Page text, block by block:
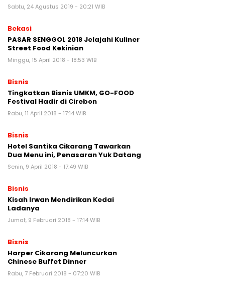
Sabtu, 24 Agustus 2019 - 20:21 WIB
Bekasi
PASAR SENGGOL 2018 Jelajahi Kuliner
Street Food Kekinian
Minggu, 15 April 2018 - 18:53 WIB
Bisnis
Tingkatkan Bisnis UMKM, GO-FOOD
Festival Hadir di Cirebon
Rabu, 11 April 2018 - 17:14 WIB
Bisnis
Hotel Santika Cikarang Tawarkan
Dua Menu ini, Penasaran Yuk Datang
Senin, 9 April 2018 - 17:49 WIB
Bisnis
Kisah Irwan Mendirikan Kedai
Ladanya
Jumat, 9 Februari 2018 - 17:14 WIB
Bisnis
Harper Cikarang Meluncurkan
Chinese Buffet Dinner
Rabu, 7 Februari 2018 - 07:20 WIB